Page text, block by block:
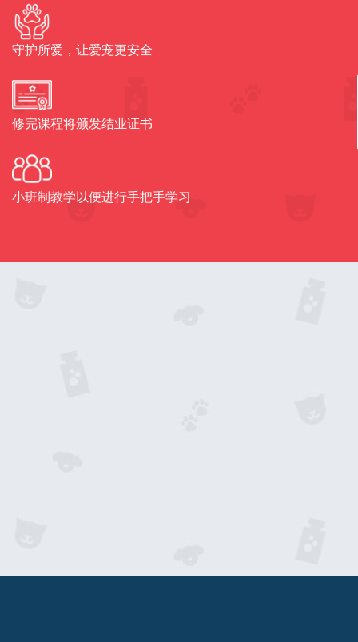
守护所爱，让爱宠更安全
修完课程将颁发结业证书
小班制教学以便进行手把手学习